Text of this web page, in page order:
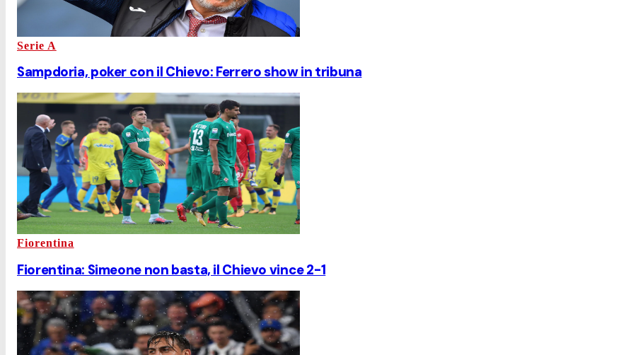
Serie A
Sampdoria, poker con il Chievo: Ferrero show in tribuna
Fiorentina
Fiorentina: Simeone non basta, il Chievo vince 2-1